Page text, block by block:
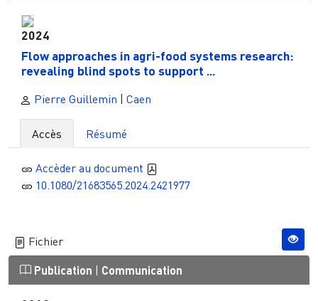
2024
Flow approaches in agri-food systems research:
revealing blind spots to support ...
Pierre Guillemin Caen
Accès Résumé
Accèder au document
10.1080/21683565.2024.2421977
Fichier
Publication | Communication